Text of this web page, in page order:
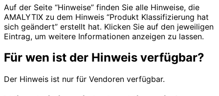
Auf der Seite “Hinweise” finden Sie alle Hinweise, die
AMALYTIX zu dem Hinweis “Produkt Klassifizierung hat
sich geändert” erstellt hat. Klicken Sie auf den jeweiligen
Eintrag, um weitere Informationen anzeigen zu lassen.
Für wen ist der Hinweis verfügbar?
Der Hinweis ist nur für Vendoren verfügbar.